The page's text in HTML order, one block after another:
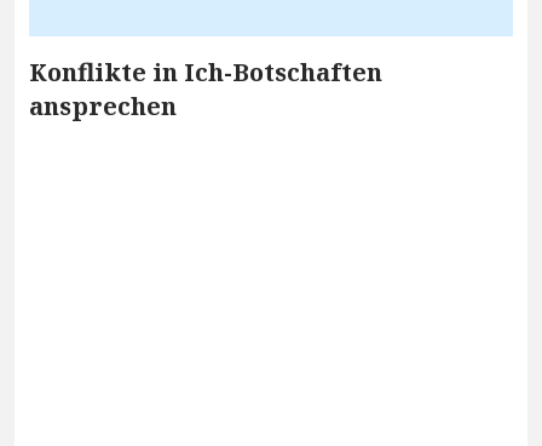
Konflikte in Ich-Botschaften
ansprechen